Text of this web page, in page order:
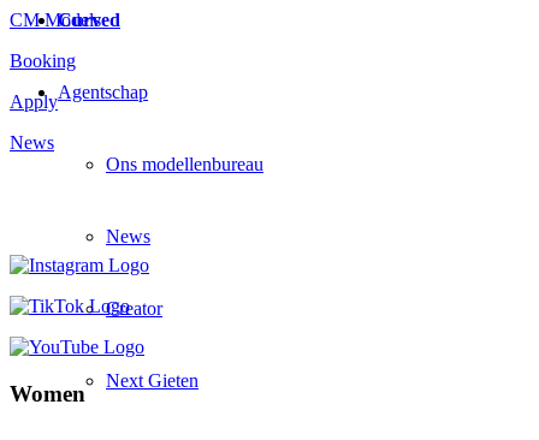
Curved
Agentschap
Ons modellenbureau
News
Creator
Next Gieten
CM Models
Booking
Apply
News
Women